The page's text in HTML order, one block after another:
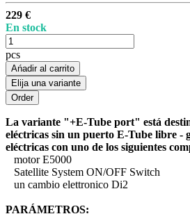
229 €
En stock
pcs
Ańadir al carrito
Elija una variante
La variante "+E-Tube port" está
eléctricas sin un puerto E-Tube libre -
eléctricas con uno de los siguientes
motor E5000
Satellite System ON/OFF Switch
un cambio elettronico Di2
PARÁMETROS: